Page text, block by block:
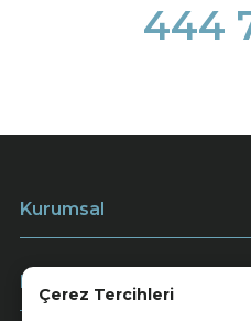
Çerez Tercihleri
444
Kurumsal
Müşteri Hizmetleri